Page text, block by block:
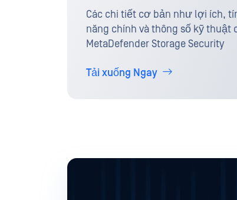
Các chi tiết cơ bản như lợi ích,
năng chính và thông số kỹ thuật
MetaDefender Storage Security
Tải xuống Ngay